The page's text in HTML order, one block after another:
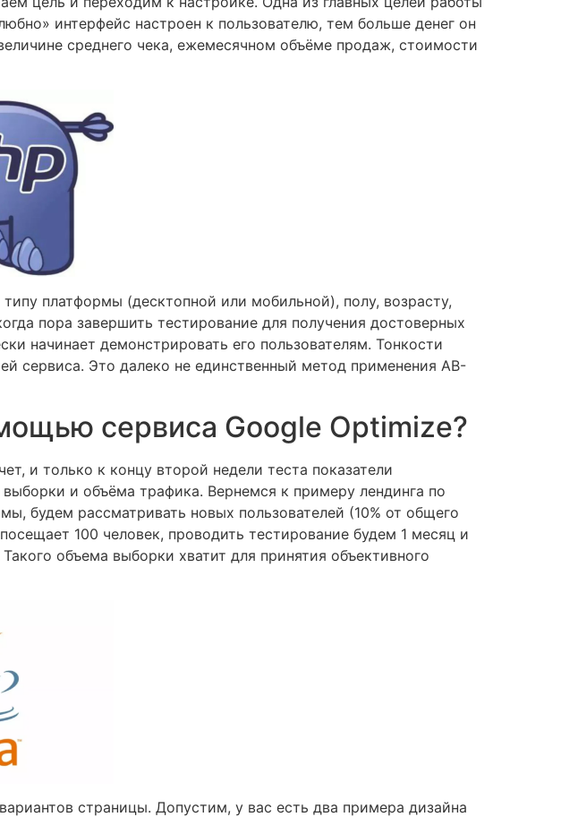
интерфейс настроен к пользователю, тем больше денег он
среднего чека, ежемесячном объёме продаж, стоимости
платформы (десктопной или мобильной), полу, возрасту,
пора завершить тестирование для получения достоверных
начинает демонстрировать его пользователям. Тонкости
сервиса. Это далеко не единственный метод применения AB-
сервиса Google Optimize?
и только к концу второй недели теста показатели
и объёма трафика. Вернемся к примеру лендинга по
будем рассматривать новых пользователей (10% от общего
100 человек, проводить тестирование будем 1 месяц и
объема выборки хватит для принятия объективного
страницы. Допустим, у вас есть два примера дизайна